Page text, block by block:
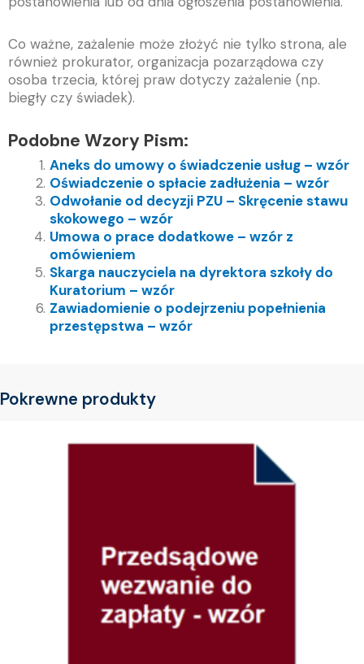
Co ważne, zażalenie może złożyć nie tylko strona, ale
również prokurator, organizacja pozarządowa czy
osoba trzecia, której praw dotyczy zażalenie (np.
biegły czy świadek).
Podobne Wzory Pism:
Aneks do umowy o świadczenie usług – wzór
Oświadczenie o spłacie zadłużenia – wzór
Odwołanie od decyzji PZU – Skręcenie stawu
skokowego – wzór
Umowa o prace dodatkowe – wzór z
omówieniem
Skarga nauczyciela na dyrektora szkoły do
Kuratorium – wzór
Zawiadomienie o podejrzeniu popełnienia
przestępstwa – wzór
Pokrewne produkty